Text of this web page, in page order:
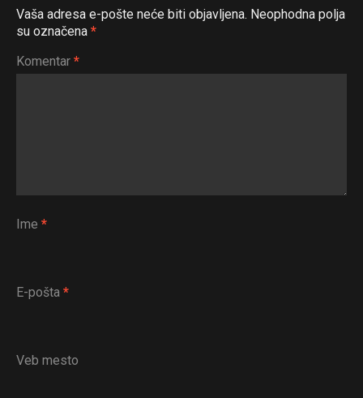
Vaša adresa e-pošte neće biti objavljena. Neophodna polja
su označena *
Komentar *
Ime *
E-pošta *
Veb mesto